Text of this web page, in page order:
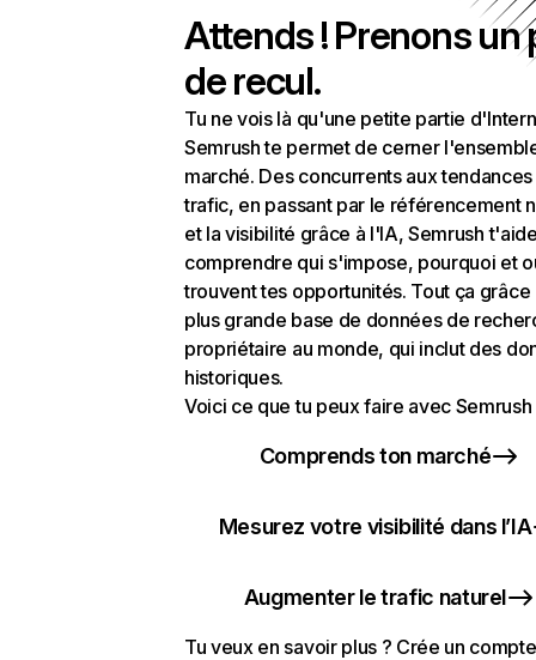
Attends ! Prenons un
de recul.
Tu ne vois là qu'une petite partie
Semrush te permet de cerner
marché. Des concurrents aux
trafic, en passant par le référencement
et la visibilité grâce à l'IA, Semrush
comprendre qui s'impose, pourquoi et
trouvent tes opportunités. Tout ça grâce
plus grande base de données de
propriétaire au monde, qui inclut des
historiques.
Voici ce que tu peux faire avec Semrush
Comprends ton marché
Mesurez votre visibilité dans l’IA
Augmenter le trafic naturel
Tu veux en savoir plus ? Crée un compte